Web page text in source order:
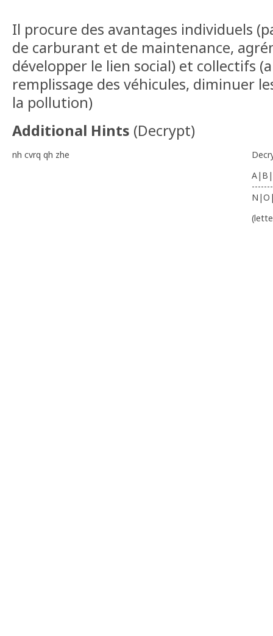
Il procure des avantages individuels
de carburant et de maintenance,
développer le lien social) et collectifs
remplissage des véhicules, diminuer
la pollution)
Additional Hints (Decrypt)
nh cvrq qh zhe